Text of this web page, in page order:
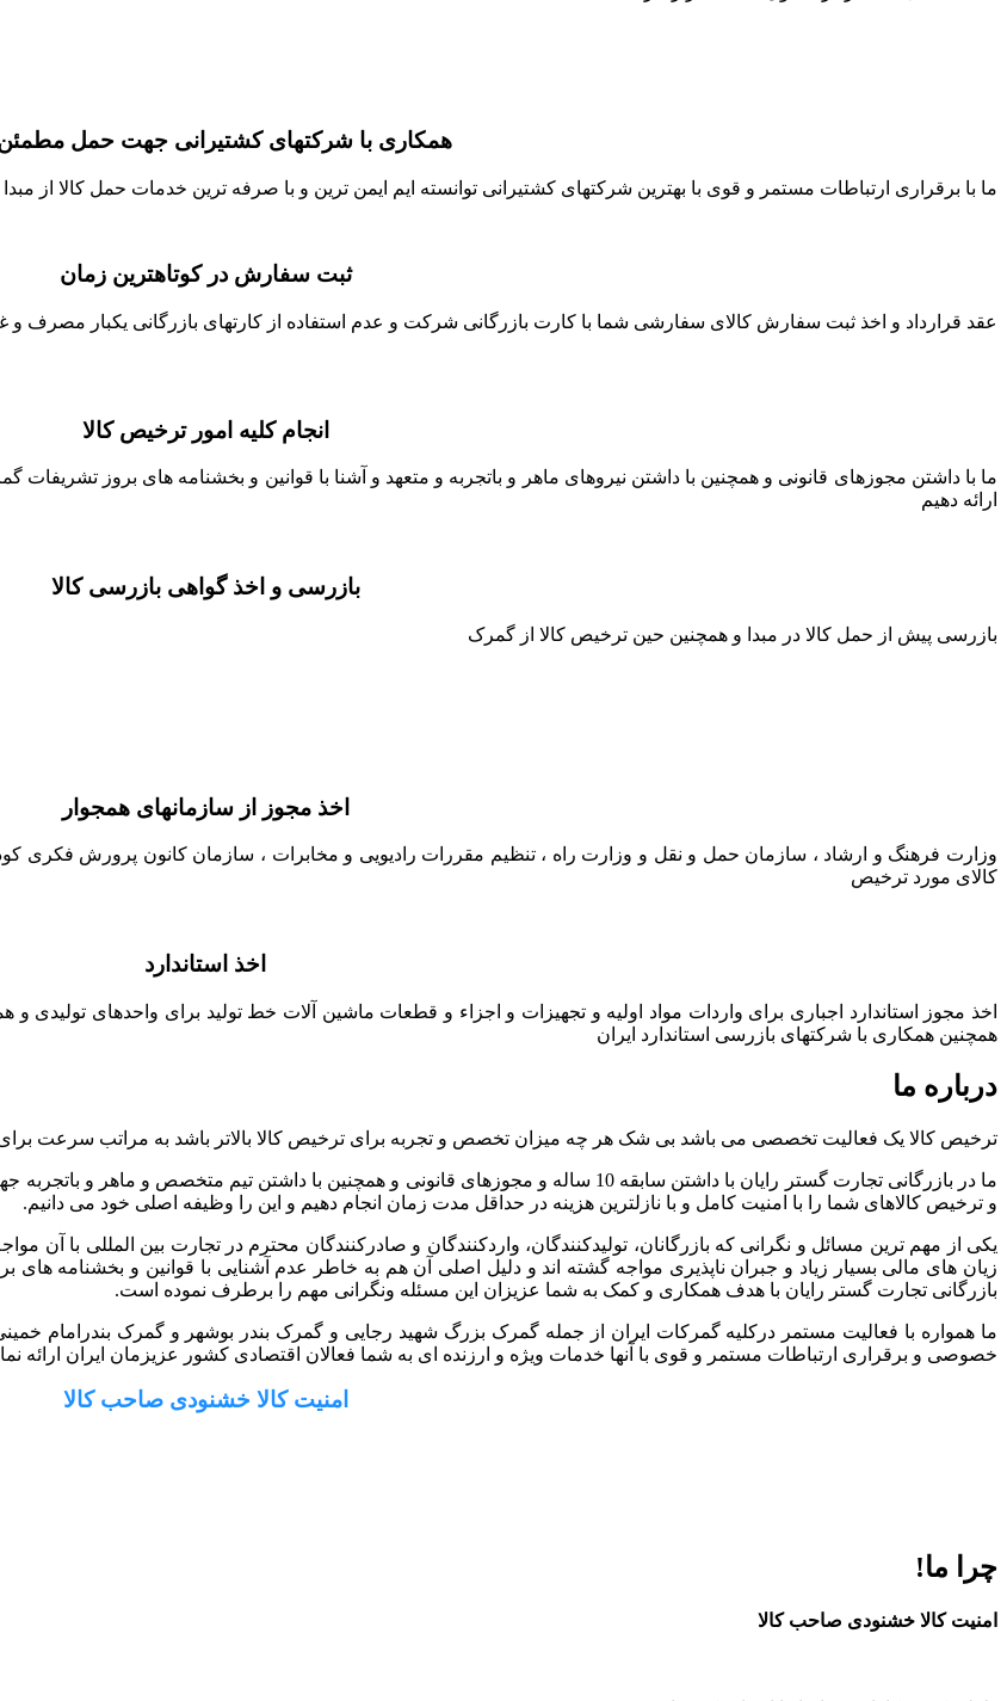
همکاری با شرکتهای کشتیرانی جهت حمل مطمئن
ما با برقراری ارتباطات مستمر و قوی با بهترین شرکتهای کشتیرانی توانسته ایم ایمن ترین و با صرفه ترین خدمات حمل کالا از مبدا
ثبت سفارش در کوتاهترین زمان
عقد قرارداد و اخذ ثبت سفارش کالای سفارشی شما با کارت بازرگانی شرکت و عدم استفاده از کارتهای بازرگانی یکبار مصرف و غیر
انجام کلیه امور ترخیص کالا
ما با داشتن مجوزهای قانونی و همچنین با داشتن نیروهای ماهر و باتجربه و متعهد و آشنا با قوانین و بخشنامه های بروز
ارائه دهیم
بازرسی و اخذ گواهی بازرسی کالا
بازرسی پیش از حمل کالا در مبدا و همچنین حین ترخیص کالا از گمرک
اخذ مجوز از سازمانهای همجوار
وزارت فرهنگ و ارشاد ، سازمان حمل و نقل و وزارت راه ، تنظیم مقررات رادیویی و مخابرات ، سازمان کانون پرورش فکری
کالای مورد ترخیص
اخذ استاندارد
اخذ مجوز استاندارد اجباری برای واردات مواد اولیه و تجهیزات و اجزاء و قطعات ماشین آلات خط تولید برای واحدهای تولیدی و
همچنین همکاری با شرکتهای بازرسی استاندارد ایران
درباره ما
ترخیص کالا یک فعالیت تخصصی می باشد بی شک هر چه میزان تخصص و تجربه برای ترخیص کالا بالاتر باشد به مراتب سرعت برای
ما در بازرگانی تجارت گستر رایان با داشتن سابقه 10 ساله و مجوزهای قانونی و همچنین با داشتن
و ترخیص کالاهای شما را با امنیت کامل و با نازلترین هزینه در حداقل مدت زمان انجام دهیم و این را وظیفه اصلی خود می دانیم.
یکی از مهم ترین مسائل و نگرانی که بازرگانان، تولیدکنندگان، واردکنندگان و صادرکنندگان محترم در تجارت بین المللی با
زیان های مالی بسیار زیاد و جبران ناپذیری مواجه گشته اند و دلیل اصلی آن هم به خاطر عدم آشنایی با قوانین و
بازرگانی تجارت گستر رایان با هدف همکاری و کمک به شما عزیزان این مسئله ونگرانی مهم را برطرف نموده است.
ما همواره با فعالیت مستمر درکلیه گمرکات ایران از جمله گمرک بزرگ شهید رجایی و گمرک بندر بوشهر و گمرک بندرامام
خصوصی و برقراری ارتباطات مستمر و قوی با آنها خدمات ویژه و ارزنده ای به شما فعالان اقتصادی کشور عزیزمان ایران ارائه
امنیت کالا خشنودی صاحب کالا
چرا ما!
امنیت کالا خشنودی صاحب کالا